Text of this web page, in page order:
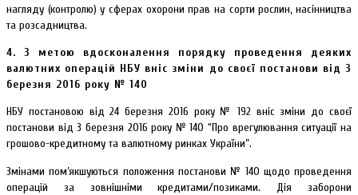
нагляду (контролю) у сферах охорони прав на сорти рослин, насінництва
та розсадництва.
4. З метою вдосконалення порядку проведення деяких
валютних операцій НБУ вніс зміни до своєї постанови від 3
березня 2016 року № 140
НБУ постановою від 24 березня 2016 року № 192 вніс зміни до своєї
постанови від 3 березня 2016 року № 140 “Про врегулювання ситуації на
грошово-кредитному та валютному ринках України”.
Змінами пом’якшуються положення постанови № 140 щодо проведення
операцій за зовнішніми кредитами/позиками. Дія заборони